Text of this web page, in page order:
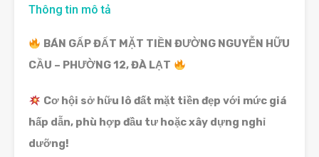
Thông tin mô tả
BÁN GẤP ĐẤT MẶT TIỀN ĐƯỜNG NGUYỄN HỮU
CẦU – PHƯỜNG 12, ĐÀ LẠT
Cơ hội sở hữu lô đất mặt tiền đẹp với mức giá
hấp dẫn, phù hợp đầu tư hoặc xây dựng nghỉ
dưỡng!